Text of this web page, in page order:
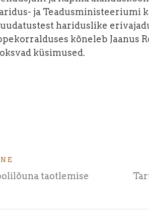
ja Teadusministeeriumi
hariduslike
kõneleb Jaanus
küsimused.
taotlemise